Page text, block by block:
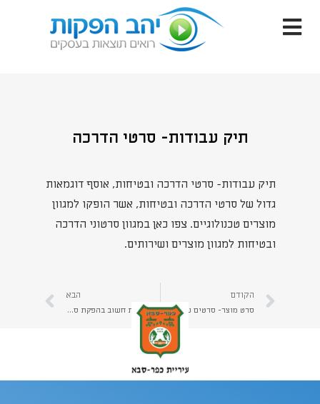
תיק עבודות- סרטי הדרכה
תיק עבודות- סרטי הדרכה ובטיחות, אוסף דוגמאות
גדול של סרטי הדרכה ובטיחות, אשר הופקו למגוון
מוצרים טכנולוגיים. צפו כאן במגוון סרטוני הדרכה
ובטיחות למגוון מוצרים ושירותים.
הקודם
סרט מוצר- סרטים שונים למוצרים שונים
הבא
מה באמת חשוב בהפקת סרטוני הדרכה מקצועיים?